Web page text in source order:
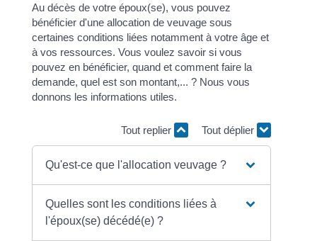
Au décès de votre époux(se), vous pouvez
bénéficier d'une allocation de veuvage sous
certaines conditions liées notamment à votre âge et
à vos ressources. Vous voulez savoir si vous
pouvez en bénéficier, quand et comment faire la
demande, quel est son montant,... ? Nous vous
donnons les informations utiles.
Tout replier Tout déplier
Qu'est-ce que l'allocation veuvage ?
Quelles sont les conditions liées à
l'époux(se) décédé(e) ?